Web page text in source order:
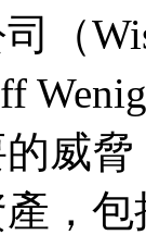
（
威
，